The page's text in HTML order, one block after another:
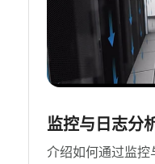
监控与日志分
存命中率和响
介绍如何通过监控